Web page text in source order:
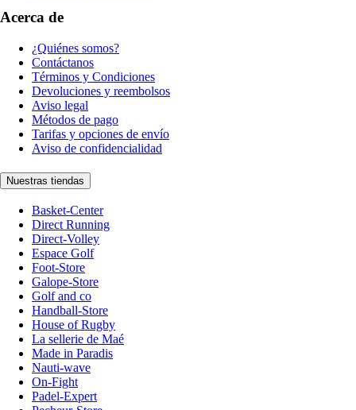
Acerca de
¿Quiénes somos?
Contáctanos
Términos y Condiciones
Devoluciones y reembolsos
Aviso legal
Métodos de pago
Tarifas y opciones de envío
Aviso de confidencialidad
Nuestras tiendas
Basket-Center
Direct Running
Direct-Volley
Espace Golf
Foot-Store
Galope-Store
Golf and co
Handball-Store
House of Rugby
La sellerie de Maé
Made in Paradis
Nauti-wave
On-Fight
Padel-Expert